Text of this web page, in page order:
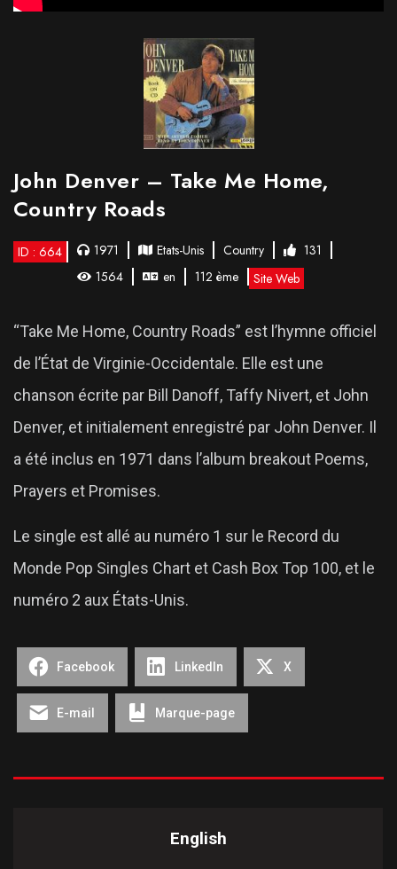
John Denver – Take Me Home,
Country Roads
ID : 664 1971 Etats-Unis Country
131
1564
en 112 ème Site Web
“Take Me Home, Country Roads” est l’hymne officiel
de l’État de Virginie-Occidentale. Elle est une
chanson écrite par Bill Danoff, Taffy Nivert, et John
Denver, et initialement enregistré par John Denver. Il
a été inclus en 1971 dans l’album breakout Poems,
Prayers et Promises.
Le single est allé au numéro 1 sur le Record du
Monde Pop Singles Chart et Cash Box Top 100, et le
numéro 2 aux États-Unis.
Facebook LinkedIn X
E-mail Marque-page
English